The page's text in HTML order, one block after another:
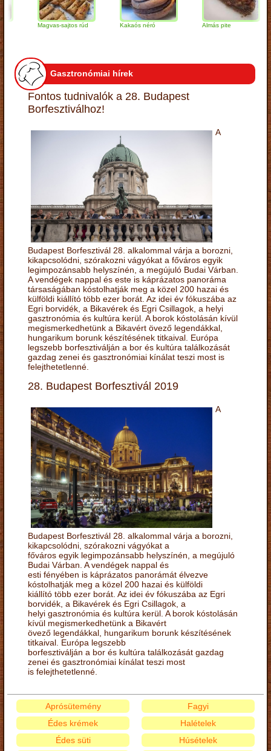
Magvas-sajtos rúd Kakaós néró Almás pite
Gasztronómiai hírek
Fontos tudnivalók a 28. Budapest
Borfesztiválhoz!
A
Budapest Borfesztivál 28. alkalommal várja a borozni,
kikapcsolódni, szórakozni vágyókat a főváros egyik
legimpozánsabb helyszínén, a megújuló Budai Várban.
A vendégek nappal és este is káprázatos panoráma
társaságában kóstolhatják meg a közel 200 hazai és
külföldi kiállító több ezer borát. Az idei év fókuszába az
Egri borvidék, a Bikavérek és Egri Csillagok, a helyi
gasztronómia és kultúra kerül. A borok kóstolásán kívül
megismerkedhetünk a Bikavért övező legendákkal,
hungarikum borunk készítésének titkaival. Európa
legszebb borfesztiválján a bor és kultúra találkozását
gazdag zenei és gasztronómiai kínálat teszi most is
felejthetetlenné.
28. Budapest Borfesztivál 2019
A
Budapest Borfesztivál 28. alkalommal várja a borozni,
kikapcsolódni, szórakozni vágyókat a
főváros egyik legimpozánsabb helyszínén, a megújuló
Budai Várban. A vendégek nappal és
esti fényében is káprázatos panorámát élvezve
kóstolhatják meg a közel 200 hazai és külföldi
kiállító több ezer borát. Az idei év fókuszába az Egri
borvidék, a Bikavérek és Egri Csillagok, a
helyi gasztronómia és kultúra kerül. A borok kóstolásán
kívül megismerkedhetünk a Bikavért
övező legendákkal, hungarikum borunk készítésének
titkaival. Európa legszebb
borfesztiválján a bor és kultúra találkozását gazdag
zenei és gasztronómiai kínálat teszi most
is felejthetetlenné.
Aprósütemény
Édes krémek
Édes süti
Fagyi
Halételek
Húsételek